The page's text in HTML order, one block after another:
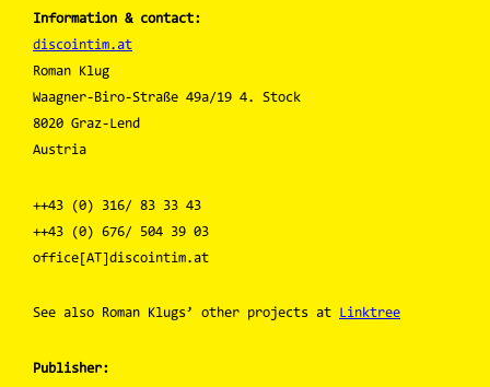
Information & contact:
discointim.at
Roman Klug
Waagner-Biro-Straße 49a/19 4. Stock
8020 Graz-Lend
Austria
++43 (0) 316/ 83 33 43
++43 (0) 676/ 504 39 03
office[AT]discointim.at
See also Roman Klugs’ other projects at Linktree
Publisher: